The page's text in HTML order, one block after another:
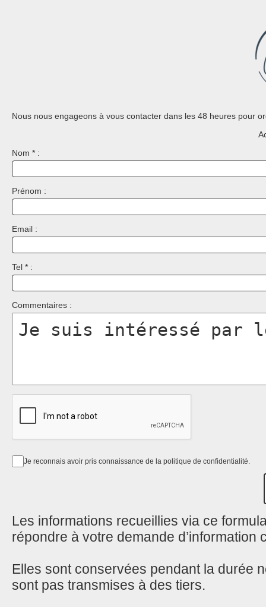
Nous nous engageons à vous contacter dans les 48 heures pour
Nom * :
Prénom :
Email :
Tel * :
Commentaires :
Je reconnais avoir pris connaissance de la politique de confidentialité.
Les informations recueillies via ce
répondre à votre demande d’information
Elles sont conservées pendant la durée
sont pas transmises à des tiers.